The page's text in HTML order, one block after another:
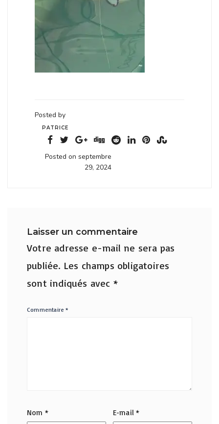
Posted by
PATRICE
Posted on septembre
29, 2024
Laisser un commentaire
Votre adresse e-mail ne sera pas
publiée. Les champs obligatoires
sont indiqués avec *
Commentaire*
Nom * E-mail*